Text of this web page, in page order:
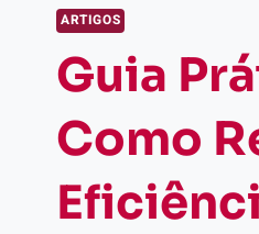
ARTIGOS
Guia
Como